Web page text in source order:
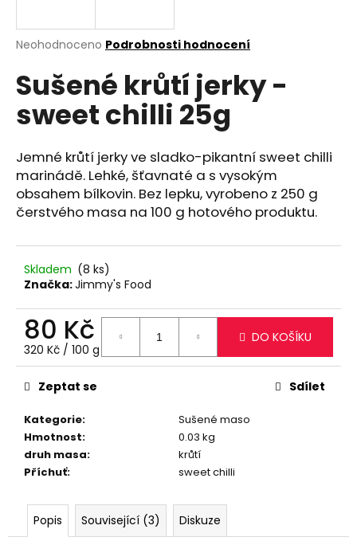
Průměrné
produktu
je
z
hvězdiček.
Neohodnoceno Podrobnosti hodnocení
Sušené krůtí jerky -
sweet chilli 25g
Jemné krůtí jerky ve sladko-pikantní sweet chilli
marinádě. Lehké, šťavnaté a s vysokým
obsahem bílkovin. Bez lepku, vyrobeno z 250 g
čerstvého masa na 100 g hotového produktu.
Skladem (8 ks)
Značka:Jimmy's Food
80 Kč
Měrná
cena:
320 Kč / 100 g
DO KOŠÍKU
Kategorie:
Sušené maso
Hmotnost:
0.03 kg
druh masa:
krůtí
Příchuť: sweet chilli
Zeptat se Sdílet
Popis Související (3) Diskuze
j
t
?
HLEDAT
o
p
o
u
č
u
e
m
e
HOVĚZÍ
MASO
S